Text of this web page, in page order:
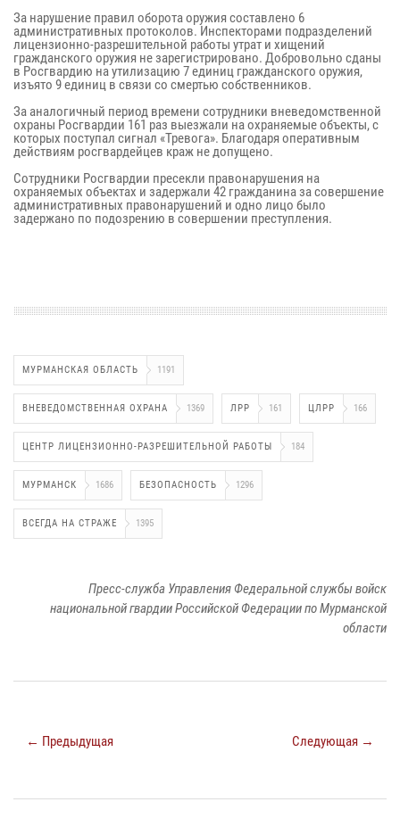
За нарушение правил оборота оружия составлено 6
административных протоколов. Инспекторами подразделений
лицензионно-разрешительной работы утрат и хищений
гражданского оружия не зарегистрировано. Добровольно сданы
в Росгвардию на утилизацию 7 единиц гражданского оружия,
изъято 9 единиц в связи со смертью собственников.
За аналогичный период времени сотрудники вневедомственной
охраны Росгвардии 161 раз выезжали на охраняемые объекты, с
которых поступал сигнал «Тревога». Благодаря оперативным
действиям росгвардейцев краж не допущено.
Сотрудники Росгвардии пресекли правонарушения на
охраняемых объектах и задержали 42 гражданина за совершение
административных правонарушений и одно лицо было
задержано по подозрению в совершении преступления.
МУРМАНСКАЯ ОБЛАСТЬ 1191
ВНЕВЕДОМСТВЕННАЯ ОХРАНА 1369 ЛРР 161 ЦЛРР 166
ЦЕНТР ЛИЦЕНЗИОННО-РАЗРЕШИТЕЛЬНОЙ РАБОТЫ 184
МУРМАНСК 1686 БЕЗОПАСНОСТЬ 1296
ВСЕГДА НА СТРАЖЕ 1395
Пресс-служба Управления Федеральной службы войск
национальной гвардии Российской Федерации по Мурманской
области
← Предыдущая Следующая →